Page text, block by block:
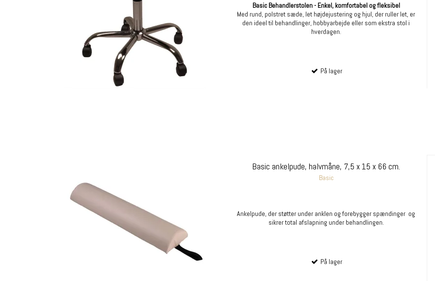
Basic Behandlerstolen - Enkel, komfortabel og fleksibel
Med rund, polstret sæde, let højdejustering og hjul, der ruller let, er
den ideel til behandlinger, hobbyarbejde eller som ekstra stol i
hverdagen.
På lager
Basic ankelpude, halvmåne, 7,5 x 15 x 66 cm.
Basic
Ankelpude, der støtter under anklen og forebygger spændinger og
sikrer total afslapning under behandlingen.
På lager